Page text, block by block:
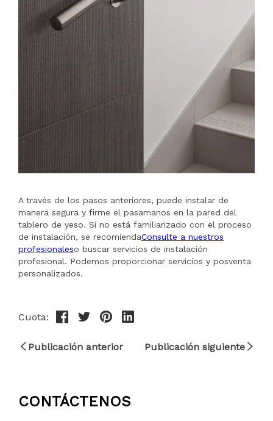
Cuota:
Publicación anterior Publicación siguiente
CONTÁCTENOS